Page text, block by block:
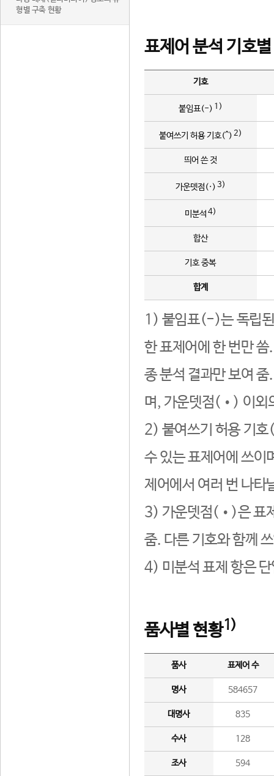
형별 구축 현황
표제어 분석 기호
기호
붙임표(-) 1)
붙여쓰기 허용 기호(^) 2)
띄어 쓴 것
가운뎃점(·) 3)
미분석 4)
합산
기호 중복
합계
1) 붙임표(-)는 독립된
한 표제어에 한 번만
종 분석 결과만 보여
며, 가운뎃점(•) 이외
2) 붙여쓰기 허용 기호
수 있는 표제어에 쓰이
제어에서 여러 번 나타
3) 가운뎃점(•)은 표
줌. 다른 기호와 함께
4) 미분석 표제 항은
품사별 현황1)
품사 표제어 수
명사 584657
대명사 835
수사 128
조사 594